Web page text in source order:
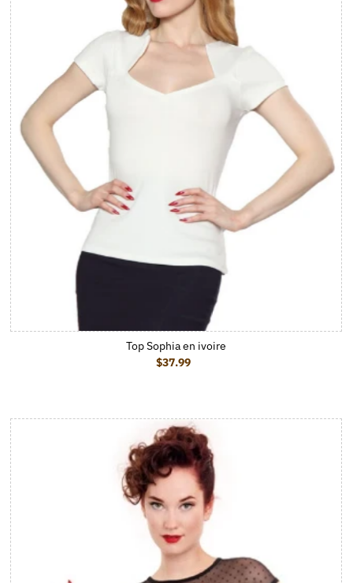
Top Sophia en ivoire
Prix ordinaire
$37.99